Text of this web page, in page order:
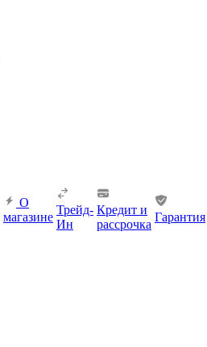
О
магазине
Трейд-
Ин
Кредит и
рассрочка
Гарантия